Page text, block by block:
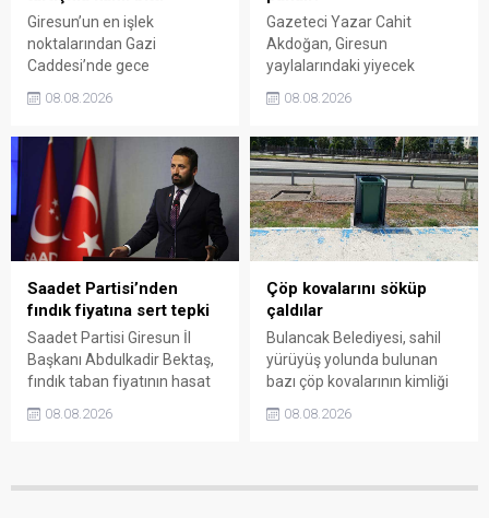
Giresun’un en işlek
noktalarından Gazi
Caddesi’nde gece
kavgada A.E. ayağından
bölgede kısa süreli panik
yaşanırken polis geniş çaplı
soruşturma başlattı.
08.08.2026
Gazeteci Yazar Cahit
Akdoğan, Giresun
yaylalarındaki yiyecek
belirgin biçimde yüksek
Valiliği, Tarım ve Orman İl
Müdürlüğü ile ilgili kurumları
denetime çağırdı. Akdoğan,
yüzde 50’ye ulaşan fiyat
farklarının araştırılması
gerektiğini söyledi.
08.08.2026
Saadet Partisi’nden
fındık fiyatına sert tepki
Saadet Partisi Giresun İl
Başkanı Abdulkadir Bektaş,
fındık taban fiyatının hasat
açıklanmamasına tepki
belirterek üreticiyi memnun
08.08.2026
Çöp kovalarını söküp
çaldılar
Bulancak Belediyesi, sahil
yürüyüş yolunda bulunan
bazı çöp kovalarının kimliği
sökülerek çalındığını açıkladı.
vatandaşlardan ihbar
08.08.2026